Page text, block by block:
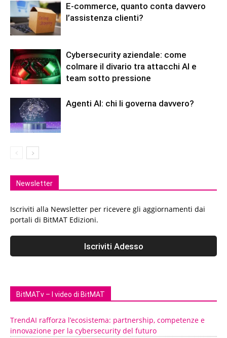
E-commerce, quanto conta davvero
l’assistenza clienti?
Cybersecurity aziendale: come
colmare il divario tra attacchi AI e
team sotto pressione
Agenti AI: chi li governa davvero?
Newsletter
Iscriviti alla Newsletter per ricevere gli aggiornamenti dai
portali di BitMAT Edizioni.
BitMATv – I video di BitMAT
TrendAI rafforza l’ecosistema: partnership, competenze e
innovazione per la cybersecurity del futuro